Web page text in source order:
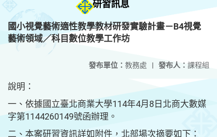
研習訊息
國小視覺藝術適性教學教材研發實驗計畫－B4視覺
藝術領域／科目數位教學工作坊
發布人： 課程組
發布單位： 教務處 |
說明：
一、依據國立臺北商業大學114年4月8日北商大數媒
字第1144260149號函辦理。
二、本案研習資訊詳如附件，北部場次摘要如下：